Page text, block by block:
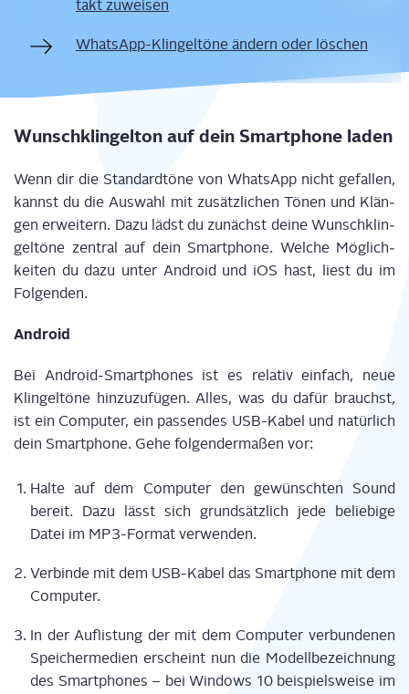
takt zuweisen
Whats­App-Klin­gel­tö­ne ändern oder löschen
Wunsch­klin­gel­ton auf dein Smart­phone laden
Wenn dir die Stan­dard­tö­ne von Whats­App nicht gefal­len,
kannst du die Aus­wahl mit zusätz­li­chen Tönen und Klän­
gen erwei­tern. Dazu lädst du zunächst dei­ne Wunsch­klin­
gel­tö­ne zen­tral auf dein Smart­phone. Wel­che Mög­lich­
kei­ten du dazu unter Android und iOS hast, liest du im
Folgenden.
Android
Bei Android-Smart­phones ist es rela­tiv ein­fach, neue
Klin­gel­tö­ne hin­zu­zu­fü­gen. Alles, was du dafür brauchst,
ist ein Com­pu­ter, ein pas­sen­des USB-Kabel und natür­lich
dein Smart­phone. Gehe fol­gen­der­ma­ßen vor:
Hal­te auf dem Com­pu­ter den gewünsch­ten Sound
bereit. Dazu lässt sich grund­sätz­lich jede belie­bi­ge
Datei im MP3-For­mat verwenden.
Ver­bin­de mit dem USB-Kabel das Smart­phone mit dem
Computer.
In der Auf­lis­tung der mit dem Com­pu­ter ver­bun­de­nen
Spei­cher­me­di­en erscheint nun die Modell­be­zeich­nung
des Smart­phones – bei Win­dows 10 bei­spiels­wei­se im